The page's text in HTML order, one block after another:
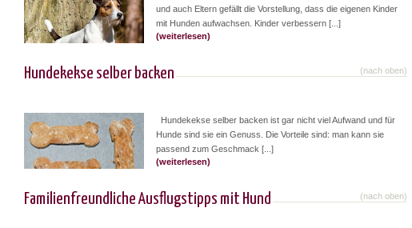
und auch Eltern gefällt die Vorstellung, dass die eigenen Kinder
mit Hunden aufwachsen. Kinder verbessern [...]
(weiterlesen)
Hundekekse selber backen (nach oben)
Hundekekse selber backen ist gar nicht viel Aufwand und für
Hunde sind sie ein Genuss. Die Vorteile sind: man kann sie
passend zum Geschmack [...]
(weiterlesen)
Familienfreundliche Ausflugstipps mit Hund (nach oben)